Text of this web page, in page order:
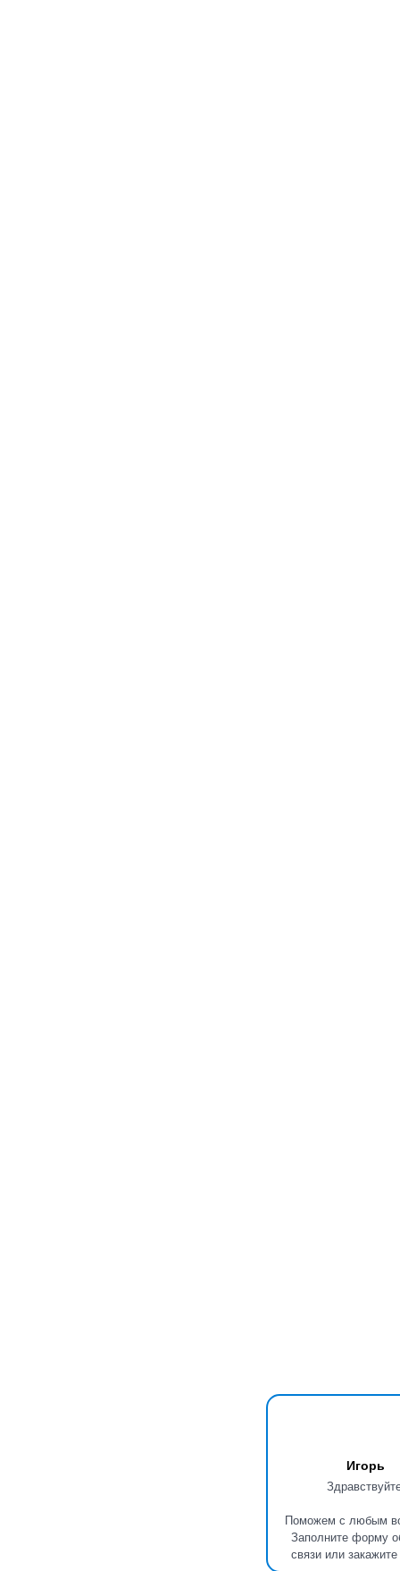
Игорь
Поможем с любым
Заполните форму
связи или